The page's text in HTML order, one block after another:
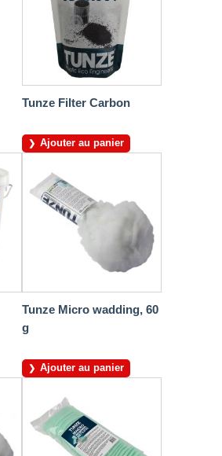
Tunze Filter Carbon
Ajouter au panier
Tunze Micro wadding, 60
g
Ajouter au panier